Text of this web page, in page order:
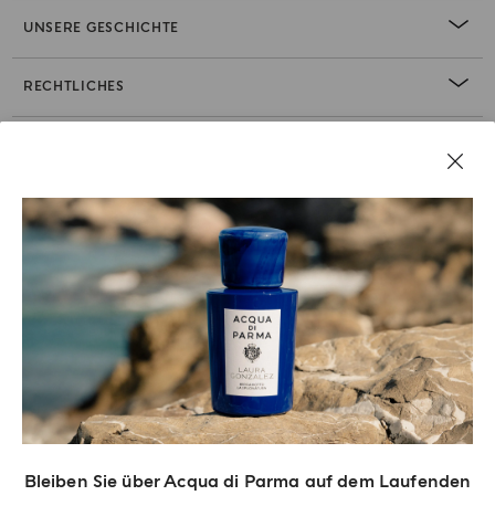
Bleiben Sie über Acqua di Parma auf dem Laufenden
UNSERE GESCHICHTE
RECHTLICHES